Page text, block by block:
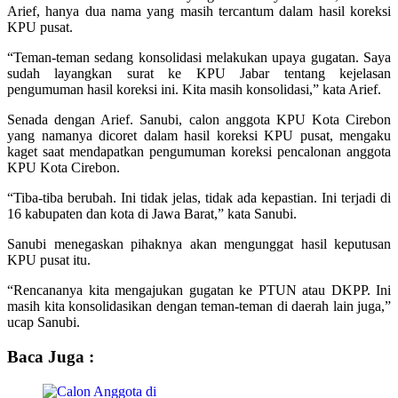
Arief, hanya dua nama yang masih tercantum dalam hasil koreksi
KPU pusat.
“Teman-teman sedang konsolidasi melakukan upaya gugatan. Saya
sudah layangkan surat ke KPU Jabar tentang kejelasan
pengumuman hasil koreksi ini. Kita masih konsolidasi,” kata Arief.
Senada dengan Arief. Sanubi, calon anggota KPU Kota Cirebon
yang namanya dicoret dalam hasil koreksi KPU pusat, mengaku
kaget saat mendapatkan pengumuman koreksi pencalonan anggota
KPU Kota Cirebon.
“Tiba-tiba berubah. Ini tidak jelas, tidak ada kepastian. Ini terjadi di
16 kabupaten dan kota di Jawa Barat,” kata Sanubi.
Sanubi menegaskan pihaknya akan mengunggat hasil keputusan
KPU pusat itu.
“Rencananya kita mengajukan gugatan ke PTUN atau DKPP. Ini
masih kita konsolidasikan dengan teman-teman di daerah lain juga,”
ucap Sanubi.
Baca Juga :